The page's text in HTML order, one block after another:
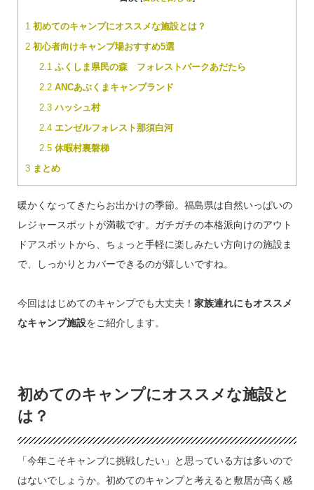
1初めてのキャンプにオススメな施設とは？
2初心者向けキャンプ場おすすめ5選
2.1ふくしま県民の森 フォレストパークあだたら
2.2ANCあぶくまキャンプランド
2.3ハッシュ村
2.4エンゼルフォレスト那須白河
2.5休暇村裏磐梯
3まとめ
暖かくなってきたらお出かけの季節。福島県は自然いっぱいの
レジャースポットが満載です。ガチガチの本格派向けのアウト
ドアスポットから、ちょっと手軽に楽しみたい方向けの施設ま
で、しっかりとカバーできるのが嬉しいですね。
今回ははじめてのキャンプでも大丈夫！ 家族連れにもオススメ
なキャンプ施設をご紹介します。
初めてのキャンプにオススメな施設と
は？
「今年こそキャンプに挑戦したい」と思っている方は多いので
はないでしょうか。初めてのキャンプと考えると敷居が高く感